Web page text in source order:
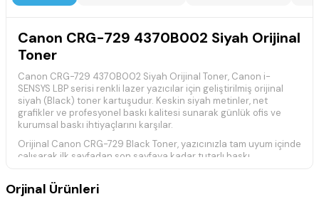
Canon CRG-729 4370B002 Siyah Orijinal
Toner
Canon CRG-729 4370B002 Siyah Orijinal Toner, Canon i-
SENSYS LBP serisi renkli lazer yazıcılar için geliştirilmiş orijinal
siyah (Black) toner kartuşudur. Keskin siyah metinler, net
grafikler ve profesyonel baskı kalitesi sunarak günlük ofis ve
kurumsal baskı ihtiyaçlarını karşılar.
Orijinal Canon CRG-729 Black Toner, yazıcınızla tam uyum içinde
çalışarak ilk sayfadan son sayfaya kadar tutarlı baskı
sayesinde yazıcınızın performansını korur ve uzun ömürlü,
güvenilir kullanım sunar.
Orjinal Ürünleri